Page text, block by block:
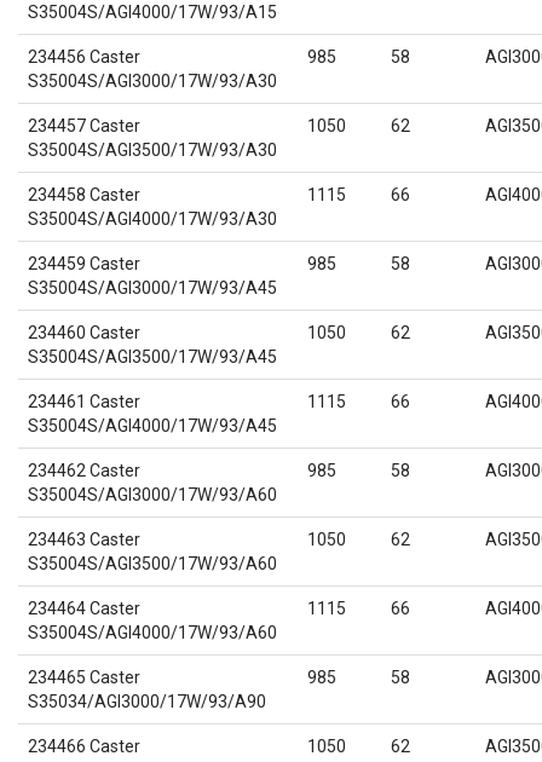
S35004S/AGI4000/17W/93/A15
234456 Caster
S35004S/AGI3000/17W/93/A30
985 58
234457 Caster
S35004S/AGI3500/17W/93/A30
1050 62
234458 Caster
S35004S/AGI4000/17W/93/A30
1115 66
234459 Caster
S35004S/AGI3000/17W/93/A45
985 58
234460 Caster
S35004S/AGI3500/17W/93/A45
1050 62
234461 Caster
S35004S/AGI4000/17W/93/A45
1115 66
234462 Caster
S35004S/AGI3000/17W/93/A60
985 58
234463 Caster
S35004S/AGI3500/17W/93/A60
1050 62
234464 Caster
S35004S/AGI4000/17W/93/A60
1115 66
234465 Caster
S35034/AGI3000/17W/93/A90
985 58
234466 Caster
1050 62